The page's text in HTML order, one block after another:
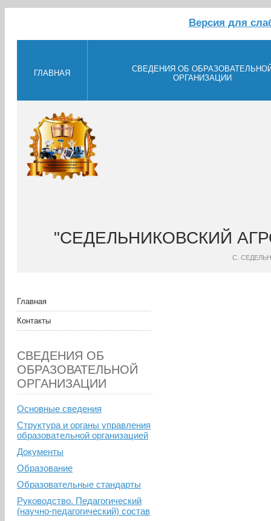
Версия для
ГЛАВНАЯ
СВЕДЕНИЯ ОБ
ОРГАНИЗАЦИИ
"СЕДЕЛЬНИКОВСКИЙ
С.
Главная
Контакты
СВЕДЕНИЯ ОБ
ОБРАЗОВАТЕЛЬНОЙ
ОРГАНИЗАЦИИ
Основные сведения
Структура и органы управления
образовательной организацией
Документы
Образование
Образовательные стандарты
Руководство. Педагогический
(научно-педагогический) состав